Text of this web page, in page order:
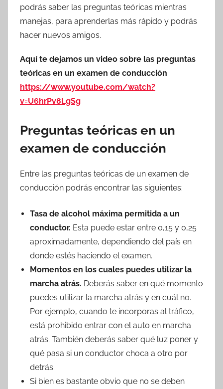
podrás saber las preguntas teóricas mientras
manejas, para aprenderlas más rápido y podrás
hacer nuevos amigos.
Aquí te dejamos un video sobre las preguntas
teóricas en un examen de conducción
https://www.youtube.com/watch?
v=U6hrPv8LgSg
Preguntas teóricas en un
examen de conducción
Entre las preguntas teóricas de un examen de
conducción podrás encontrar las siguientes:
Tasa de alcohol máxima permitida a un
conductor. Esta puede estar entre 0,15 y 0,25
aproximadamente, dependiendo del país en
donde estés haciendo el examen.
Momentos en los cuales puedes utilizar la
marcha atrás. Deberás saber en qué momento
puedes utilizar la marcha atrás y en cuál no.
Por ejemplo, cuando te incorporas al tráfico,
está prohibido entrar con el auto en marcha
atrás. También deberás saber qué luz poner y
qué pasa si un conductor choca a otro por
detrás.
Si bien es bastante obvio que no se deben